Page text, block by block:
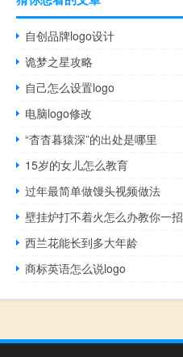
自创品牌logo设计
诡梦之星攻略
自己怎么设置logo
电脑logo修改
“杳杳暮猿深”的出处是哪里
15岁的女儿怎么教育
过年最简单做馒头视频做法
壁挂炉打不着火怎么办教你一招
西兰花能长到多大年龄
商标英语怎么说logo